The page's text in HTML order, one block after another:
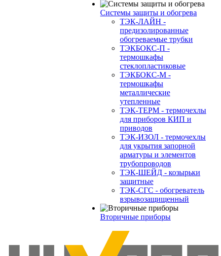
Системы защиты и обогрева
ТЭК-ЛАЙН -
предизолированные
обогреваемые трубки
ТЭКБОКС-П -
термошкафы
стеклопластиковые
ТЭКБОКС-М -
термошкафы
металлические
утепленные
ТЭК-ТЕРМ - термочехлы
для приборов КИП и
приводов
ТЭК-ИЗОЛ - термочехлы
для укрытия запорной
арматуры и элементов
трубопроводов
ТЭК-ШЕЙД - козырьки
защитные
ТЭК-СГС - обогреватель
взрывозащищенный
Вторичные приборы